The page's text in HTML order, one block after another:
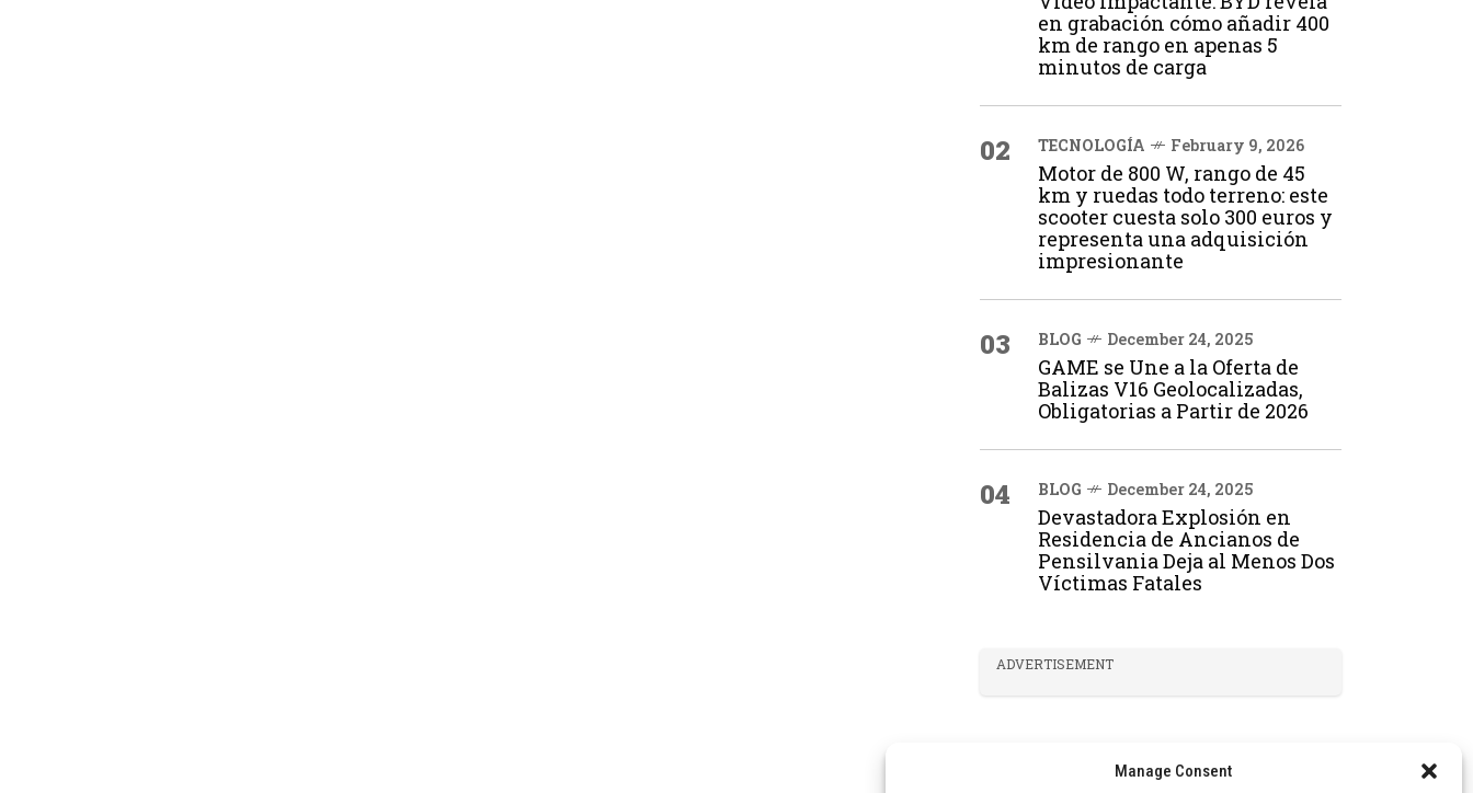
Manage Consent
en grabación cómo añadir 400
km de rango en apenas 5
minutos de carga
02 TECNOLOGÍA February 9, 2026
Motor de 800 W, rango de 45
km y ruedas todo terreno: este
scooter cuesta solo 300 euros y
representa una adquisición
impresionante
03 BLOG December 24, 2025
GAME se Une a la Oferta de
Balizas V16 Geolocalizadas,
Obligatorias a Partir de 2026
04 BLOG December 24, 2025
Devastadora Explosión en
Residencia de Ancianos de
Pensilvania Deja al Menos Dos
Víctimas Fatales
ADVERTISEMENT